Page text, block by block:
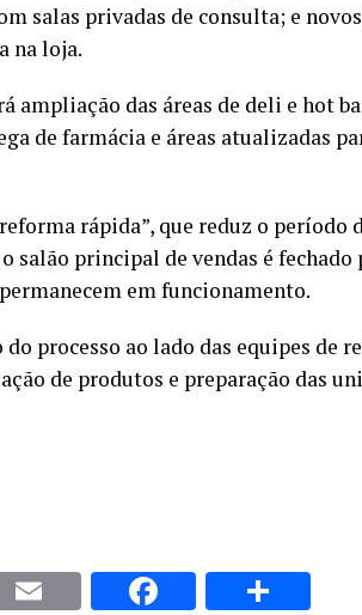
salas privadas de consulta; e
na loja.
ampliação das áreas de deli e hot
de farmácia e áreas atualizadas
rápida”, que reduz o período
salão principal de vendas é fechado
em funcionamento.
processo ao lado das equipes de
de produtos e preparação das
X Email